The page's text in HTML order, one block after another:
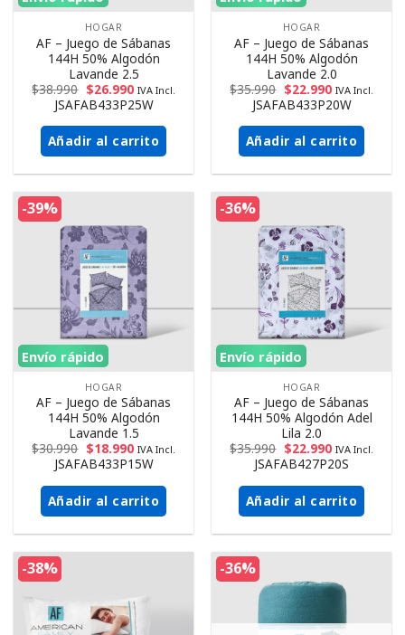
HOGAR
AF – Juego de Sábanas
144H 50% Algodón
Lavande 2.5
$38.990 $26.990 IVA Incl.
JSAFAB433P25W
Añadir al carrito
HOGAR
AF – Juego de Sábanas
144H 50% Algodón
Lavande 2.0
$35.990 $22.990 IVA Incl.
JSAFAB433P20W
Añadir al carrito
-39%
Envío rápido
HOGAR
AF – Juego de Sábanas
144H 50% Algodón
Lavande 1.5
$30.990 $18.990 IVA Incl.
JSAFAB433P15W
Añadir al carrito
-36%
Envío rápido
HOGAR
AF – Juego de Sábanas
144H 50% Algodón Adel
Lila 2.0
$35.990 $22.990 IVA Incl.
JSAFAB427P20S
Añadir al carrito
-38% -36%